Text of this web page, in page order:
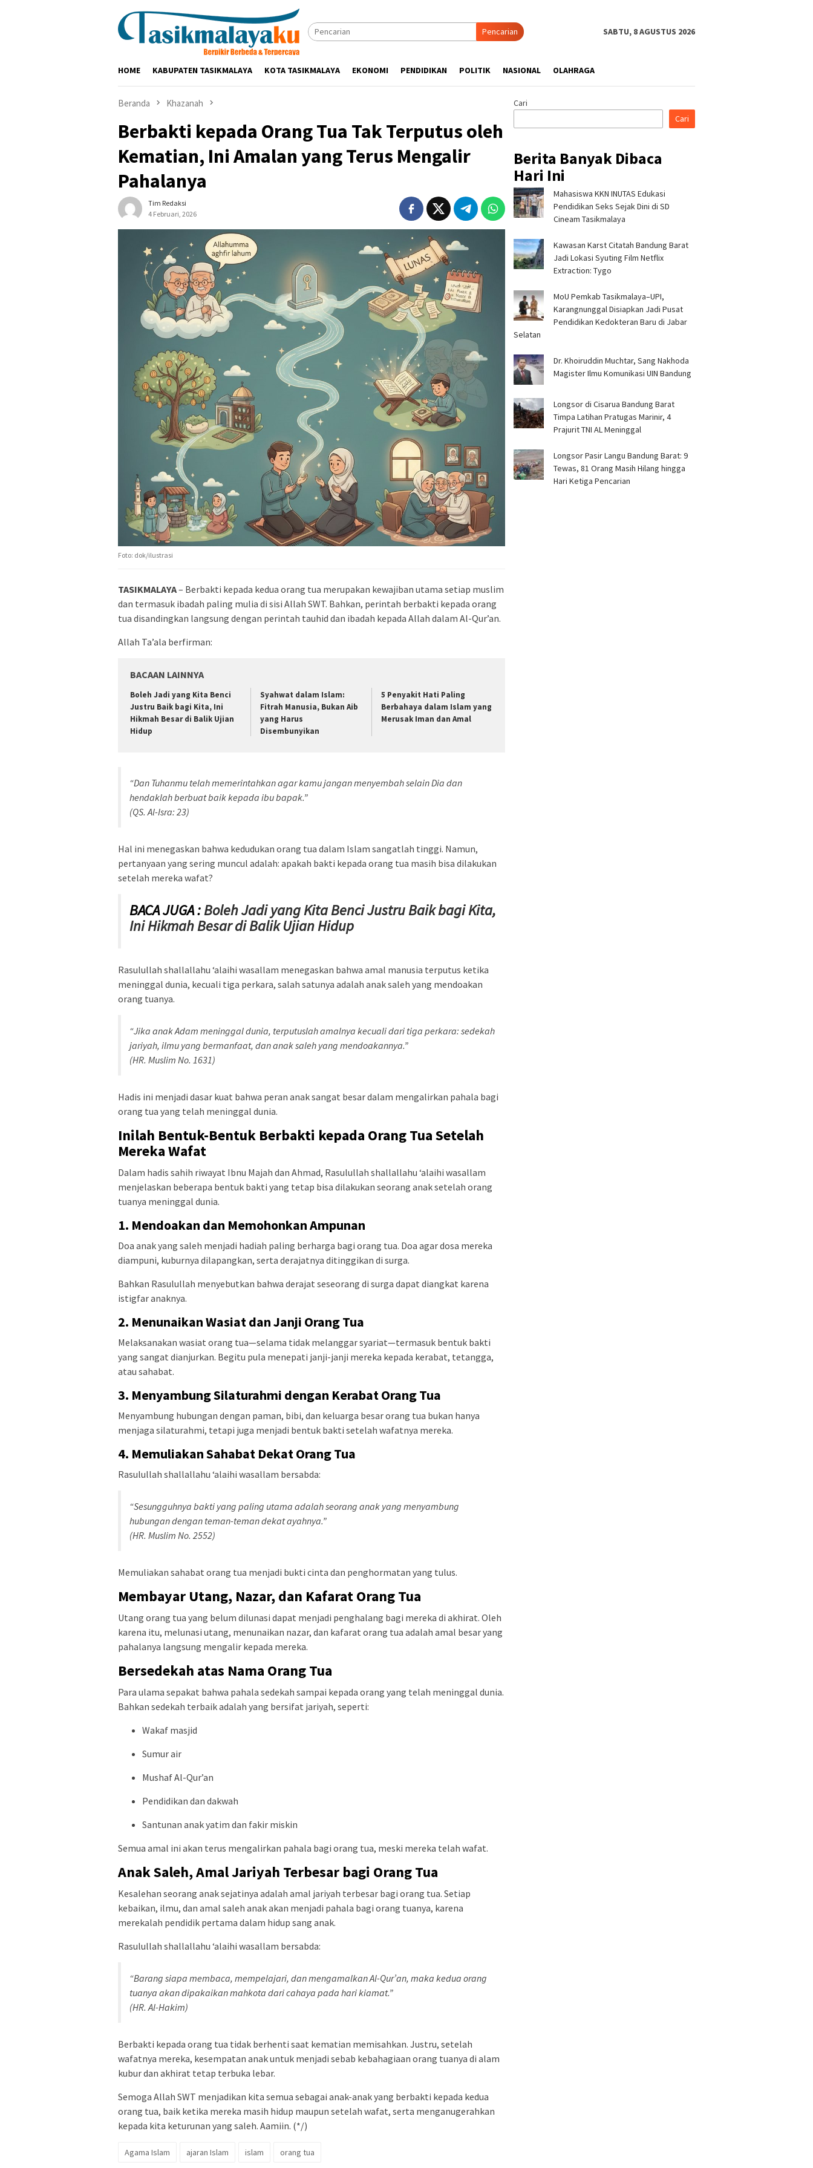
Pencarian SABTU, 8 AGUSTUS 2026
HOME KABUPATEN TASIKMALAYA KOTA TASIKMALAYA EKONOMI PENDIDIKAN POLITIK NASIONAL OLAHRAGA
Beranda Khazanah
Berbakti kepada Orang Tua Tak Terputus oleh
Kematian, Ini Amalan yang Terus Mengalir
Pahalanya
Tim Redaksi
4 Februari, 2026
Foto: dok/ilustrasi
TASIKMALAYA– Berbakti kepada kedua orang tua merupakan kewajiban utama setiap muslim
dan termasuk ibadah paling mulia di sisi Allah SWT. Bahkan, perintah berbakti kepada orang
tua disandingkan langsung dengan perintah tauhid dan ibadah kepada Allah dalam Al-Qur’an.
Allah Ta’ala berfirman:
BACAAN LAINNYA
Boleh Jadi yang Kita Benci
Justru Baik bagi Kita, Ini
Hikmah Besar di Balik Ujian
Hidup
Syahwat dalam Islam:
Fitrah Manusia, Bukan Aib
yang Harus
Disembunyikan
5 Penyakit Hati Paling
Berbahaya dalam Islam yang
Merusak Iman dan Amal
“Dan Tuhanmu telah memerintahkan agar kamu jangan menyembah selain Dia dan
hendaklah berbuat baik kepada ibu bapak.”
(QS. Al-Isra: 23)
Hal ini menegaskan bahwa kedudukan orang tua dalam Islam sangatlah tinggi. Namun,
pertanyaan yang sering muncul adalah: apakah bakti kepada orang tua masih bisa dilakukan
setelah mereka wafat?
BACA JUGA :Boleh Jadi yang Kita Benci Justru Baik bagi Kita,
Ini Hikmah Besar di Balik Ujian Hidup
Rasulullah shallallahu ‘alaihi wasallam menegaskan bahwa amal manusia terputus ketika
meninggal dunia, kecuali tiga perkara, salah satunya adalah anak saleh yang mendoakan
orang tuanya.
“Jika anak Adam meninggal dunia, terputuslah amalnya kecuali dari tiga perkara: sedekah
jariyah, ilmu yang bermanfaat, dan anak saleh yang mendoakannya.”
(HR. Muslim No. 1631)
Hadis ini menjadi dasar kuat bahwa peran anak sangat besar dalam mengalirkan pahala bagi
orang tua yang telah meninggal dunia.
Inilah Bentuk-Bentuk Berbakti kepada Orang Tua Setelah
Mereka Wafat
Dalam hadis sahih riwayat Ibnu Majah dan Ahmad, Rasulullah shallallahu ‘alaihi wasallam
menjelaskan beberapa bentuk bakti yang tetap bisa dilakukan seorang anak setelah orang
tuanya meninggal dunia.
1. Mendoakan dan Memohonkan Ampunan
Doa anak yang saleh menjadi hadiah paling berharga bagi orang tua. Doa agar dosa mereka
diampuni, kuburnya dilapangkan, serta derajatnya ditinggikan di surga.
Bahkan Rasulullah menyebutkan bahwa derajat seseorang di surga dapat diangkat karena
istigfar anaknya.
2. Menunaikan Wasiat dan Janji Orang Tua
Melaksanakan wasiat orang tua—selama tidak melanggar syariat—termasuk bentuk bakti
yang sangat dianjurkan. Begitu pula menepati janji-janji mereka kepada kerabat, tetangga,
atau sahabat.
3. Menyambung Silaturahmi dengan Kerabat Orang Tua
Menyambung hubungan dengan paman, bibi, dan keluarga besar orang tua bukan hanya
menjaga silaturahmi, tetapi juga menjadi bentuk bakti setelah wafatnya mereka.
4. Memuliakan Sahabat Dekat Orang Tua
Rasulullah shallallahu ‘alaihi wasallam bersabda:
“Sesungguhnya bakti yang paling utama adalah seorang anak yang menyambung
hubungan dengan teman-teman dekat ayahnya.”
(HR. Muslim No. 2552)
Memuliakan sahabat orang tua menjadi bukti cinta dan penghormatan yang tulus.
Membayar Utang, Nazar, dan Kafarat Orang Tua
Utang orang tua yang belum dilunasi dapat menjadi penghalang bagi mereka di akhirat. Oleh
karena itu, melunasi utang, menunaikan nazar, dan kafarat orang tua adalah amal besar yang
pahalanya langsung mengalir kepada mereka.
Bersedekah atas Nama Orang Tua
Para ulama sepakat bahwa pahala sedekah sampai kepada orang yang telah meninggal dunia.
Bahkan sedekah terbaik adalah yang bersifat jariyah, seperti:
Wakaf masjid
Sumur air
Mushaf Al-Qur’an
Pendidikan dan dakwah
Santunan anak yatim dan fakir miskin
Semua amal ini akan terus mengalirkan pahala bagi orang tua, meski mereka telah wafat.
Anak Saleh, Amal Jariyah Terbesar bagi Orang Tua
Kesalehan seorang anak sejatinya adalah amal jariyah terbesar bagi orang tua. Setiap
kebaikan, ilmu, dan amal saleh anak akan menjadi pahala bagi orang tuanya, karena
merekalah pendidik pertama dalam hidup sang anak.
Rasulullah shallallahu ‘alaihi wasallam bersabda:
“Barang siapa membaca, mempelajari, dan mengamalkan Al-Qur’an, maka kedua orang
tuanya akan dipakaikan mahkota dari cahaya pada hari kiamat.”
(HR. Al-Hakim)
Berbakti kepada orang tua tidak berhenti saat kematian memisahkan. Justru, setelah
wafatnya mereka, kesempatan anak untuk menjadi sebab kebahagiaan orang tuanya di alam
kubur dan akhirat tetap terbuka lebar.
Semoga Allah SWT menjadikan kita semua sebagai anak-anak yang berbakti kepada kedua
orang tua, baik ketika mereka masih hidup maupun setelah wafat, serta menganugerahkan
kepada kita keturunan yang saleh. Aamiin. (*/)
Agama Islam ajaran Islam islam orang tua
Cari
Cari
Berita Banyak Dibaca
Hari Ini
Mahasiswa KKN INUTAS Edukasi
Pendidikan Seks Sejak Dini di SD
Cineam Tasikmalaya
Kawasan Karst Citatah Bandung Barat
Jadi Lokasi Syuting Film Netflix
Extraction: Tygo
MoU Pemkab Tasikmalaya–UPI,
Karangnunggal Disiapkan Jadi Pusat
Pendidikan Kedokteran Baru di Jabar
Selatan
Dr. Khoiruddin Muchtar, Sang Nakhoda
Magister Ilmu Komunikasi UIN Bandung
Longsor di Cisarua Bandung Barat
Timpa Latihan Pra­tugas Marinir, 4
Prajurit TNI AL Meninggal
Longsor Pasir Langu Bandung Barat: 9
Tewas, 81 Orang Masih Hilang hingga
Hari Ketiga Pencarian